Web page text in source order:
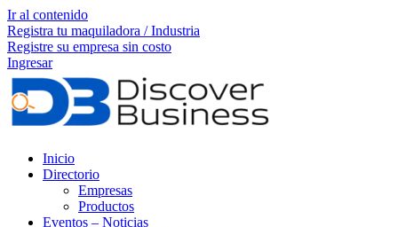
Ir al contenido
Registra tu maquiladora / Industria
Registre su empresa sin costo
Ingresar
Inicio
Directorio
Empresas
Productos
Eventos – Noticias